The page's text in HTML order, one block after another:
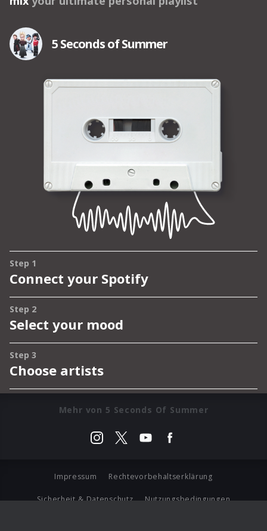
Mehr von 5 Seconds Of Summer
Impressum Rechtevorbehaltserklärung
Sicherheit & Datenschutz Nutzungsbedingungen